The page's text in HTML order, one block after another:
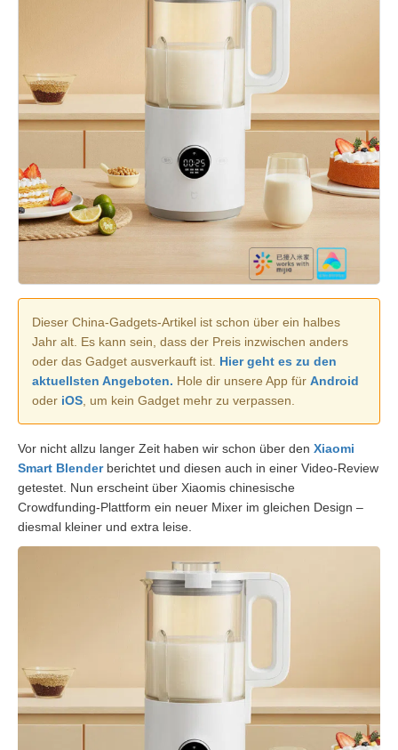
Dieser China-Gadgets-Artikel ist schon über ein halbes
Jahr alt. Es kann sein, dass der Preis inzwischen anders
oder das Gadget ausverkauft ist. Hier geht es zu den
aktuellsten Angeboten. Hole dir unsere App für Android
oder iOS, um kein Gadget mehr zu verpassen.
Vor nicht allzu langer Zeit haben wir schon über den Xiaomi
Smart Blender berichtet und diesen auch in einer Video-Review
getestet. Nun erscheint über Xiaomis chinesische
Crowdfunding-Plattform ein neuer Mixer im gleichen Design –
diesmal kleiner und extra leise.